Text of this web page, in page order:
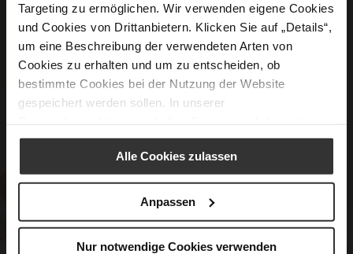
Targeting zu ermöglichen. Wir verwenden eigene Cookies
und Cookies von Drittanbietern. Klicken Sie auf „Details“,
um eine Beschreibung der verwendeten Arten von
Cookies zu erhalten und um zu entscheiden, ob
bestimmte Cookies bei der Nutzung der Website
gespeichert werden sollen. In unserer
Alle Cookies zulassen
Anpassen
Nur notwendige Cookies verwenden